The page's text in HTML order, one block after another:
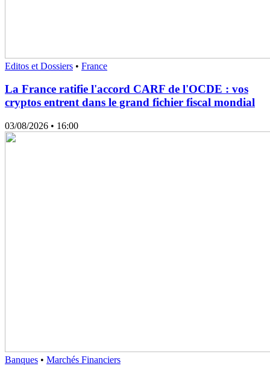
Editos et Dossiers • France
La France ratifie l'accord CARF de l'OCDE : vos
cryptos entrent dans le grand fichier fiscal mondial
03/08/2026 • 16:00
Banques • Marchés Financiers